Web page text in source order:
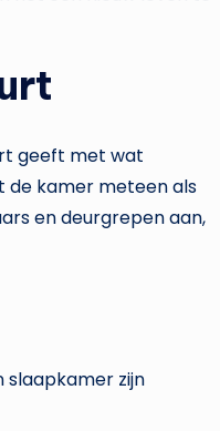
geeft met wat
de kamer meteen als
en deurgrepen aan,
slaapkamer zijn